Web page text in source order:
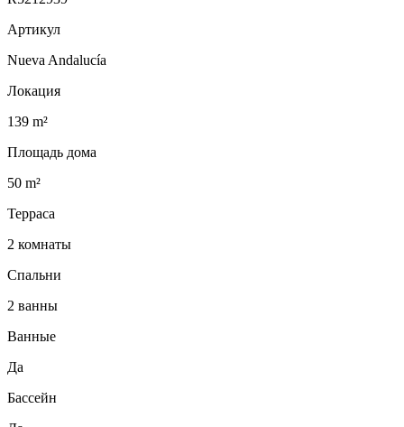
Артикул
Nueva Andalucía
Локация
139 m²
Площадь дома
50 m²
Терраса
2 комнаты
Спальни
2 ванны
Ванные
Да
Бассейн